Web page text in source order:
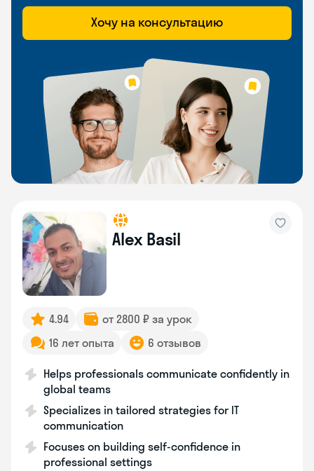
Хочу на консультацию
Alex Basil
4.94
от 2800 ₽ за урок
16 лет опыта
6 отзывов
Helps professionals communicate confidently in
global teams
Specializes in tailored strategies for IT
communication
Focuses on building self-confidence in
professional settings